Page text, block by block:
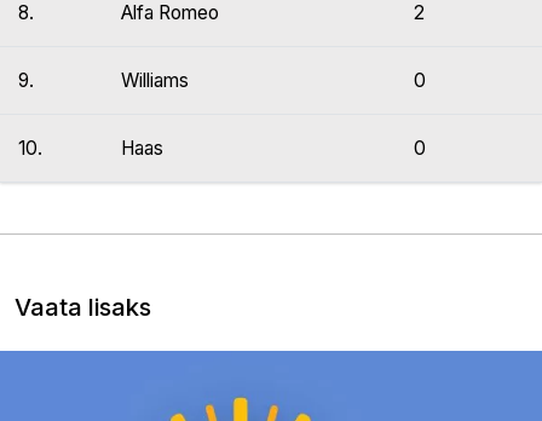
8. Alfa Romeo 2
9. Williams 0
10. Haas 0
Vaata lisaks